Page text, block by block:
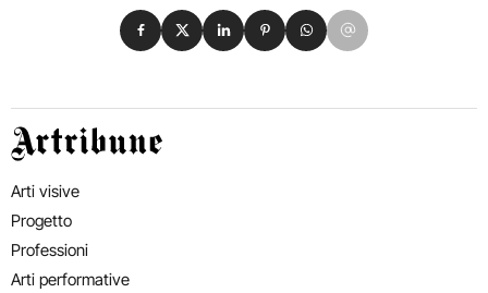
Condividi su Facebook
Condividi su X
Condividi su LinkedIn
Condividi su Pinterest
Condividi su WhatsApp
Condividi su Email
Artribune
Arti visive
Progetto
Professioni
Arti performative